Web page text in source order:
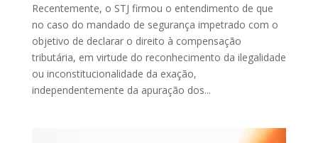
Recentemente, o STJ firmou o entendimento de que
no caso do mandado de segurança impetrado com o
objetivo de declarar o direito à compensação
tributária, em virtude do reconhecimento da ilegalidade
ou inconstitucionalidade da exação,
independentemente da apuração dos...